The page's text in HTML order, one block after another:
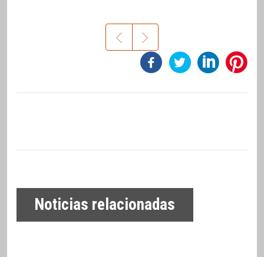
Noticias relacionadas